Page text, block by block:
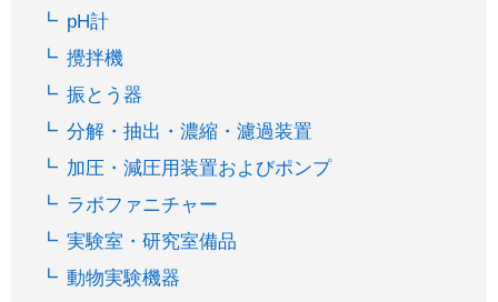
pH計
攪拌機
振とう器
分解・抽出・濃縮・濾過装置
加圧・減圧用装置およびポンプ
ラボファニチャー
実験室・研究室備品
動物実験機器